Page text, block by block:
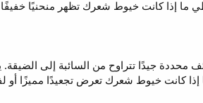
ما إذا كانت خيوط شعرك تظهر منحنيًا
محددة جيدًا تتراوح من السائبة إلى
كانت خيوط شعرك تعرض تجعيدًا مميزًا أو